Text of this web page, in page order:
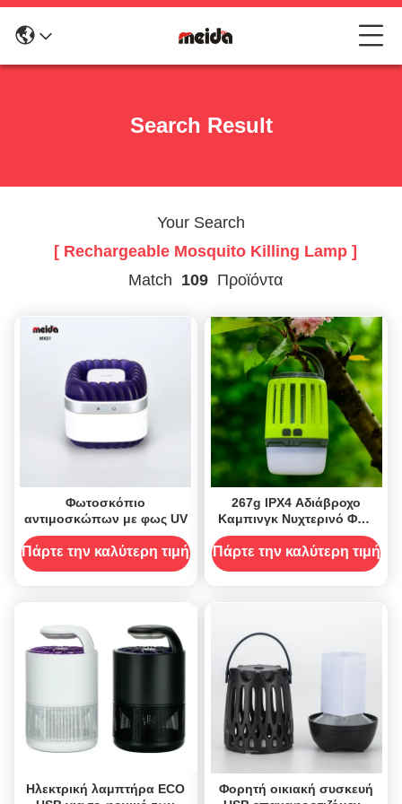
Search Result
Your Search
[ Rechargeable Mosquito Killing Lamp ]
Match 109 Προϊόντα
Φωτοσκόπιο
αντιμοσκώπων με φως UV
Πάρτε την καλύτερη τιμή
267g IPX4 Αδιάβροχο
Καμπινγκ Νυχτερινό Φως
UV Bug Zapper
επαναφορτιζόμενο
λαμπτήρα για κουνούπια
Πάρτε την καλύτερη τιμή
Ηλεκτρική λαμπτήρα ECO
Φορητή οικιακή συσκευή